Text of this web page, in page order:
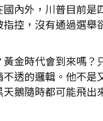
內外，川普目前
控，沒有通過選
金時代會到來嗎
透的邏輯。他不
鵝隨時都可能飛